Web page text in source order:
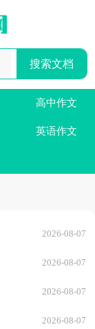
高中作文
英语作文
2026-08-07
2026-08-07
2026-08-07
2026-08-07